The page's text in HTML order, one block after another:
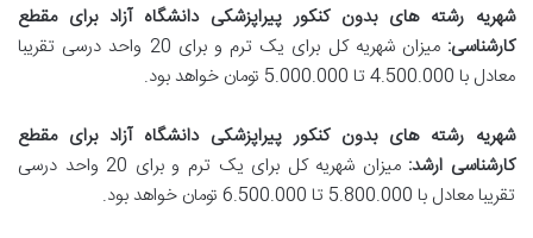
شهریه رشته های بدون کنکور پیراپزشکی دانشگاه آزاد برای مقطع
کارشناسی:
میزان شهریه کل برای یک ترم و برای 20 واحد درسی تقریبا
معادل با 4.500.000 تا 5.000.000 تومان خواهد بود.
شهریه رشته های بدون کنکور پیراپزشکی دانشگاه آزاد برای مقطع
کارشناسی ارشد:
میزان شهریه کل برای یک ترم و برای 20 واحد درسی
تقریبا معادل با 5.800.000 تا 6.500.000 تومان خواهد بود.